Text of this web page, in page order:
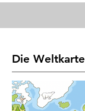
Die Weltkarte